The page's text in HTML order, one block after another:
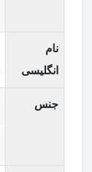
نام
انگلیسی
جنس